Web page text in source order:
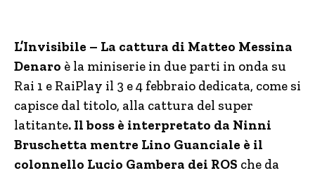
L’Invisibile – La cattura di Matteo Messina
Denaro è la miniserie in due parti in onda su
Rai 1 e RaiPlay il 3 e 4 febbraio dedicata, come si
capisce dal titolo, alla cattura del super
latitante. Il boss è interpretato da Ninni
Bruschetta mentre Lino Guanciale è il
colonnello Lucio Gambera dei ROS che da